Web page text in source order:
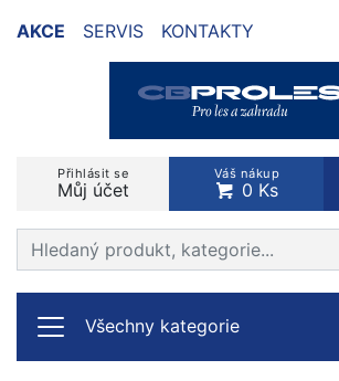
AKCE SERVIS KONTAKTY
Přihlásit se
Můj účet
Váš nákup
0 Ks
Prohledat web
Všechny kategorie